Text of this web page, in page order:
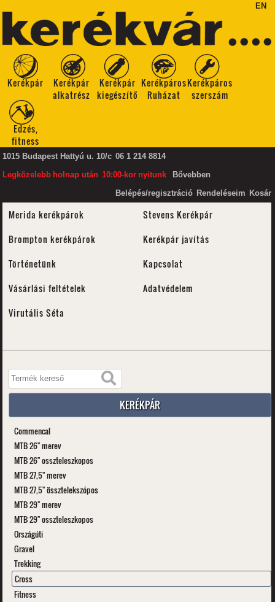
EN
Kerékpár
Kerékpár
alkatrész
Kerékpár
kiegészítő
Kerékpáros
Ruházat
Kerékpáros
szerszám
Edzés,
fitness
1015 Budapest Hattyú u. 10/c 06 1 214 8814
Legközelebb holnap után 10:00-kor nyitunk
Bővebben
Belépés/regisztráció Rendeléseim Kosár
Merida kerékpárok
Stevens Kerékpár
Brompton kerékpárok
Kerékpár javítás
Történetünk
Kapcsolat
Vásárlási feltételek
Adatvédelem
Virutális Séta
KERÉKPÁR
Commencal
MTB 26" merev
MTB 26" osszteleszkopos
MTB 27,5" merev
MTB 27,5" össztelekszópos
MTB 29" merev
MTB 29" osszteleszkopos
Országúti
Gravel
Trekking
Cross
Fitness